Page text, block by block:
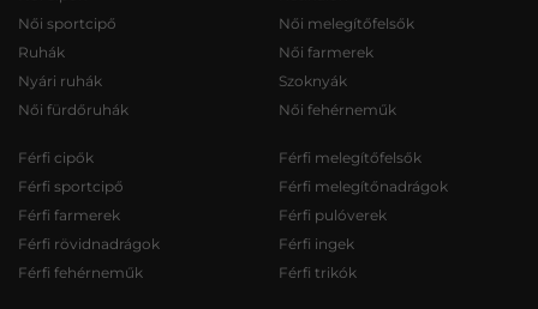
Női sportcipő
Ruhák
Nyári ruhák
Női fürdőruhák
Női melegítőfelsők
Női farmerek
Szoknyák
Női fehérneműk
Férfi cipők
Férfi sportcipő
Férfi farmerek
Férfi rövidnadrágok
Férfi fehérneműk
Férfi melegítőfelsők
Férfi melegítőnadrágok
Férfi pulóverek
Férfi ingek
Férfi trikók